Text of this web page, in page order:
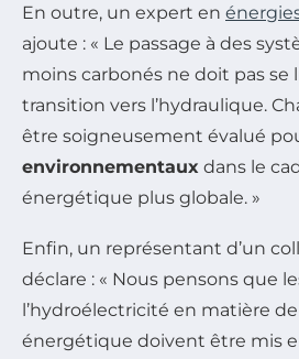
En outre, un expert en
ajoute : « Le passage à des
moins carbonés ne doit pas se
transition vers l’hydraulique.
être soigneusement évalué
environnementaux dans le
énergétique plus globale. »
Enfin, un représentant d’un
déclare : « Nous pensons que
l’hydroélectricité en matière
énergétique doivent être mis